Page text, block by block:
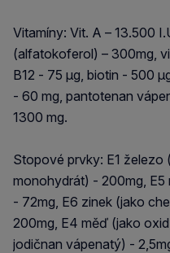
Vitamíny: Vit. A – 13.500
(alfatokoferol) – 300mg,
B12 - 75 µg, biotin - 500
- 60 mg, pantotenan
1300 mg.
Stopové prvky: E1 železo
monohydrát) - 200mg, E5
- 72mg, E6 zinek (jako
200mg, E4 měď (jako
jodičnan vápenatý) -